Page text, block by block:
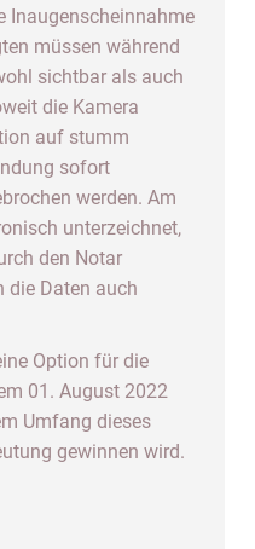
Inaugenscheinnahme
müssen während
sichtbar als auch
die Kamera
auf stumm
sofort
werden. Am
unterzeichnet,
den Notar
die Daten auch
Option für die
01. August 2022
Umfang dieses
gewinnen wird.